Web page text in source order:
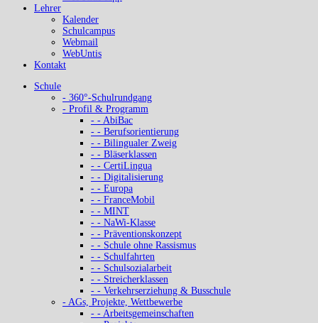
Lehrer
Kalender
Schulcampus
Webmail
WebUntis
Kontakt
Schule
- 360°-Schulrundgang
- Profil & Programm
- - AbiBac
- - Berufsorientierung
- - Bilingualer Zweig
- - Bläserklassen
- - CertiLingua
- - Digitalisierung
- - Europa
- - FranceMobil
- - MINT
- - NaWi-Klasse
- - Präventionskonzept
- - Schule ohne Rassismus
- - Schulfahrten
- - Schulsozialarbeit
- - Streicherklassen
- - Verkehrserziehung & Busschule
- AGs, Projekte, Wettbewerbe
- - Arbeitsgemeinschaften